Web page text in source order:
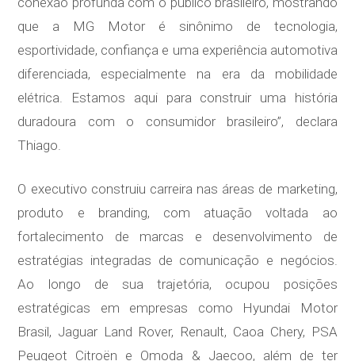
que a MG Motor é sinônimo de tecnologia,
esportividade, confiança e uma experiência automotiva
diferenciada, especialmente na era da mobilidade
elétrica. Estamos aqui para construir uma história
duradoura com o consumidor brasileiro”, declara
Thiago.
O executivo construiu carreira nas áreas de marketing,
produto e branding, com atuação voltada ao
fortalecimento de marcas e desenvolvimento de
estratégias integradas de comunicação e negócios.
Ao longo de sua trajetória, ocupou posições
estratégicas em empresas como Hyundai Motor
Brasil, Jaguar Land Rover, Renault, Caoa Chery, PSA
Peugeot Citroën e Omoda & Jaecoo, além de ter